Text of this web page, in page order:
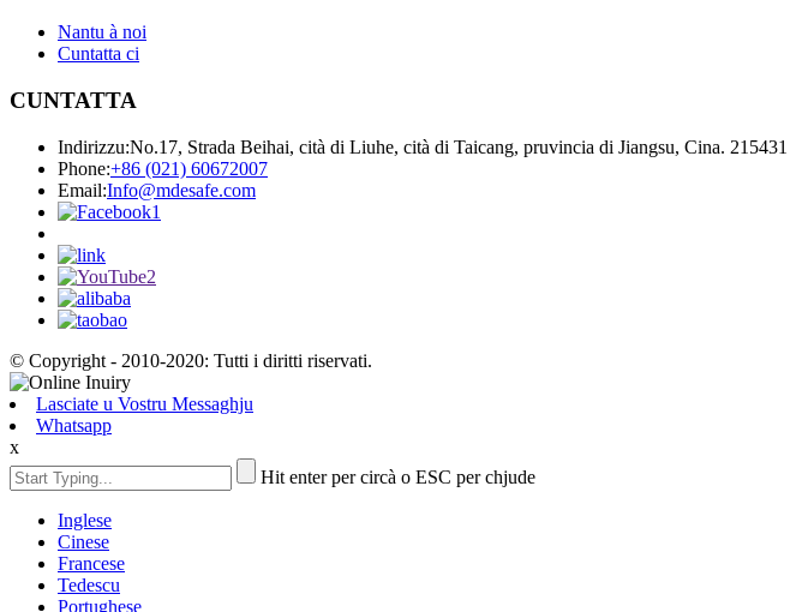
Nantu à noi
Cuntatta ci
CUNTATTA
Indirizzu:No.17, Strada Beihai, cità di Liuhe, cità di Taicang, pruvincia di Jiangsu, Cina. 215431
Phone:+86 (021) 60672007
Email:Info@mdesafe.com
© Copyright - 2010-2020: Tutti i diritti riservati.
Lasciate u Vostru Messaghju
Whatsapp
x
Hit enter per circà o ESC per chjude
Inglese
Cinese
Francese
Tedescu
Portughese